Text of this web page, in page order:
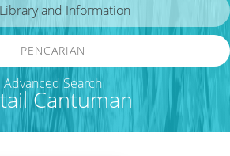
Cantuman
PENCARIAN
Advanced Search